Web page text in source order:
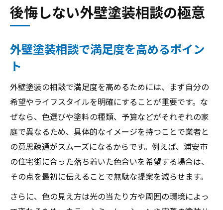
後悔しない外壁塗装相談の極意
外壁塗装相談で満足度を高めるポイン
ト
外壁塗装の相談で満足度を高めるためには、まず自分の
希望やライフスタイルを明確にすることが重要です。な
ぜなら、色選びや塗料の種類、予算などがそれぞれの家
庭で異なるため、具体的なイメージを持つことで業者と
の意思疎通がスムーズになるからです。例えば、浦安市
の住宅街に合った落ち着いた色合いを希望する場合は、
その点を最初に伝えることで無駄な提案を減らせます。
さらに、色の見え方は光の当たり方や周囲の環境によっ